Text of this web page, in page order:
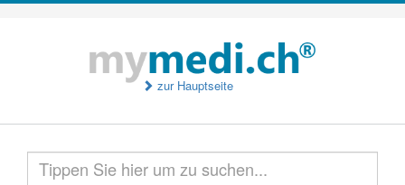
zur Hauptseite